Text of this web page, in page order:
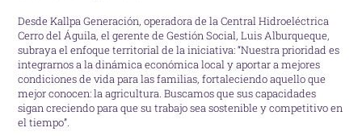
Desde Kallpa Generación, operadora de la Central Hidroeléctrica
Cerro del Águila, el gerente de Gestión Social, Luis Alburqueque,
subraya el enfoque territorial de la iniciativa: “Nuestra prioridad es
integrarnos a la dinámica económica local y aportar a mejores
condiciones de vida para las familias, fortaleciendo aquello que
mejor conocen: la agricultura. Buscamos que sus capacidades
sigan creciendo para que su trabajo sea sostenible y competitivo en
el tiempo”.